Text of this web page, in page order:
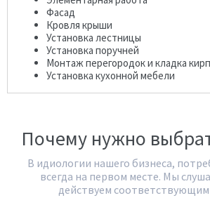
Фасад
Кровля крыши
Установка лестницы
Установка поручней
Монтаж перегородок и кладка
Установка кухонной мебели
Почему нужно
В идиологии нашего бизнеса,
всегда на первом месте. Мы
действуем